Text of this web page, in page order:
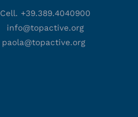
Cell. +39.389.4040900
info@topactive.org
paola@topactive.org